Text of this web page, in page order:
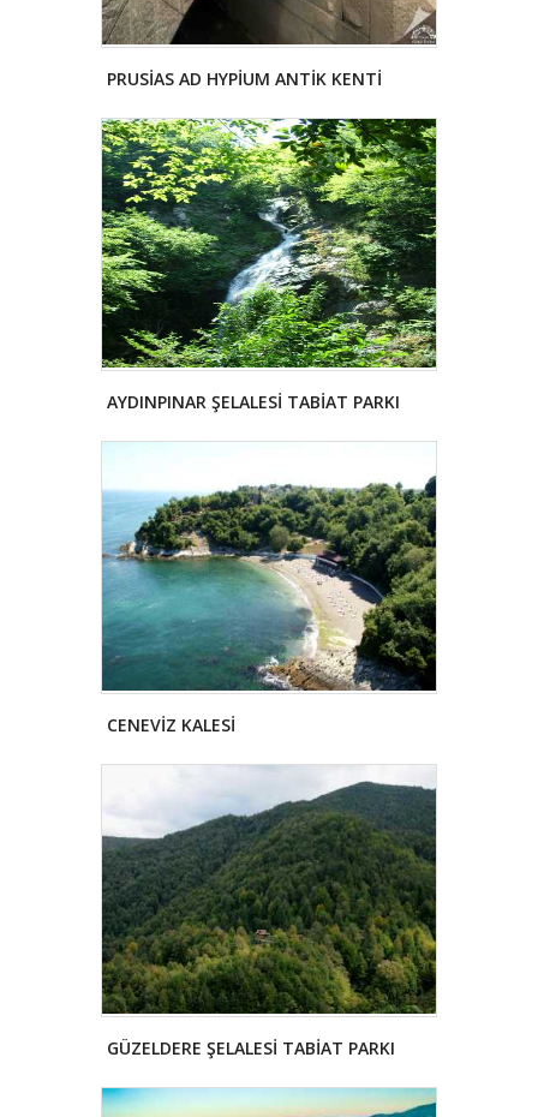
PRUSİAS AD HYPİUM ANTİK KENTİ
AYDINPINAR ŞELALESİ TABİAT PARKI
CENEVİZ KALESİ
GÜZELDERE ŞELALESİ TABİAT PARKI